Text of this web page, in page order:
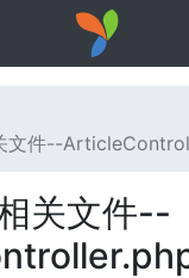
文件--
关文件--